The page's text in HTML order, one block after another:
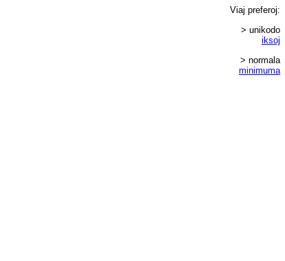
Viaj preferoj:
> unikodo
iksoj
> normala
minimuma